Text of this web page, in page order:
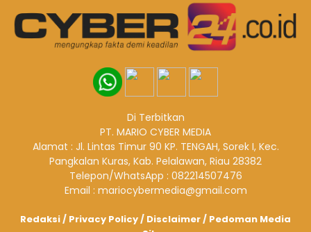
Di Terbitkan
PT. MARIO CYBER MEDIA
Alamat : Jl. Lintas Timur 90 KP. TENGAH, Sorek I, Kec.
Pangkalan Kuras, Kab. Pelalawan, Riau 28382
Telepon/WhatsApp : 082214507476
Email : mariocybermedia@gmail.com
Redaksi/ Privacy Policy/ Disclaimer/ Pedoman Media